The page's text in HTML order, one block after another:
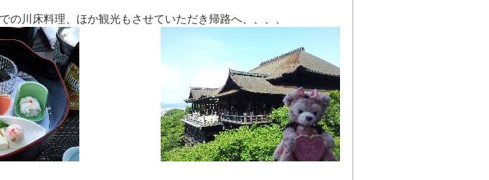
の川床料理、ほか観光もさせていただき帰路へ、、、、